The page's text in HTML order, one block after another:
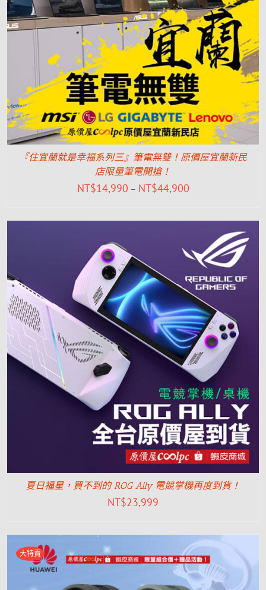
『住宜蘭就是幸福系列三』筆電無雙！原價屋宜蘭新民
店限量筆電開搶！
NT$14,990 – NT$44,900
夏日福星，買不到的 ROG Ally 電競掌機再度到貨！
NT$23,999
大特賣